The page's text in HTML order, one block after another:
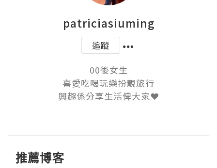
patriciasiuming
追蹤
00後女生
喜愛吃喝玩樂扮靚旅行
興趣係分享生活俾大家❤
推薦博客